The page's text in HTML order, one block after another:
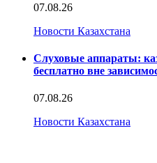
07.08.26
Новости Казахстана
Слуховые аппараты:
бесплатно вне
07.08.26
Новости Казахстана